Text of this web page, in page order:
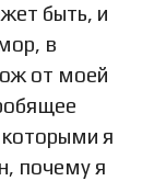
быть, и
в
от моей
я
почему я